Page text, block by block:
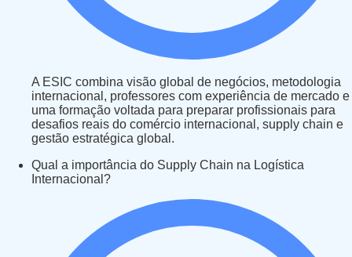
A ESIC combina visão global de negócios, metodologia
internacional, professores com experiência de mercado e
uma formação voltada para preparar profissionais para
desafios reais do comércio internacional, supply chain e
gestão estratégica global.
Qual a importância do Supply Chain na Logística
Internacional?